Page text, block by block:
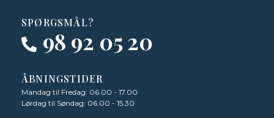
SPØRGSMÅL?
98 92 05 20
ÅBNINGSTIDER
Mandag til Fredag: 06.00 - 17.00
Lørdag til Søndag: 06.00 - 15.30